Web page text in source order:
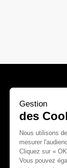
PLAISIR,
Gestion
des
Nous utilisons
mesurer
Cliquez sur «
Vous pouvez